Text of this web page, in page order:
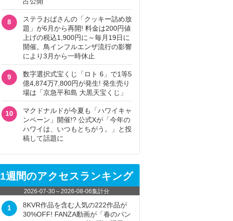
8
ステラおばさんの「クッキー詰め放
題」が6月から再開! 料金は200円値
上げの税込1,900円に～毎月19日に
開催。鳥インフルエンザ流行の影響
により3月から一時休止
9
数字選択式宝くじ「ロト 6」で1等5
億4,874万7,800円が発生! 発生売り
場は「京急平和島 大黒天宝くじ」
10
マクドナルドが今夏も「ハワイキャ
ンペーン」開催!? 公式Xが「今年の
ハワイは、いつもとちがう。」と投
稿して話題に
1週間のアクセスランキング
2026-07-30～2026-08-06集計分
1
8KVR作品を含む人気の222作品が
30%OFF! FANZA動画が「春のパン